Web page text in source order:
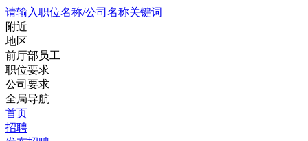
请输入职位名称/公司名称关键词
附近
地区
前厅部员工
职位要求
公司要求
全局导航
首页
招聘